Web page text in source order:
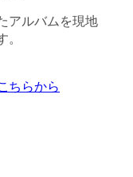
アルバムを現地
ちらから